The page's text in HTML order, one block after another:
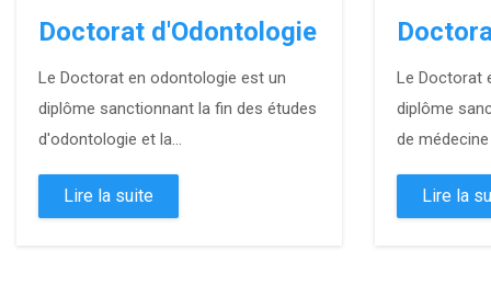
Doctorat d'Odontologie
Le Doctorat en odontologie est un
diplôme sanctionnant la fin des études
d'odontologie et la...
Lire la suite
Le Doctorat
diplôme
de médecine
Lire la